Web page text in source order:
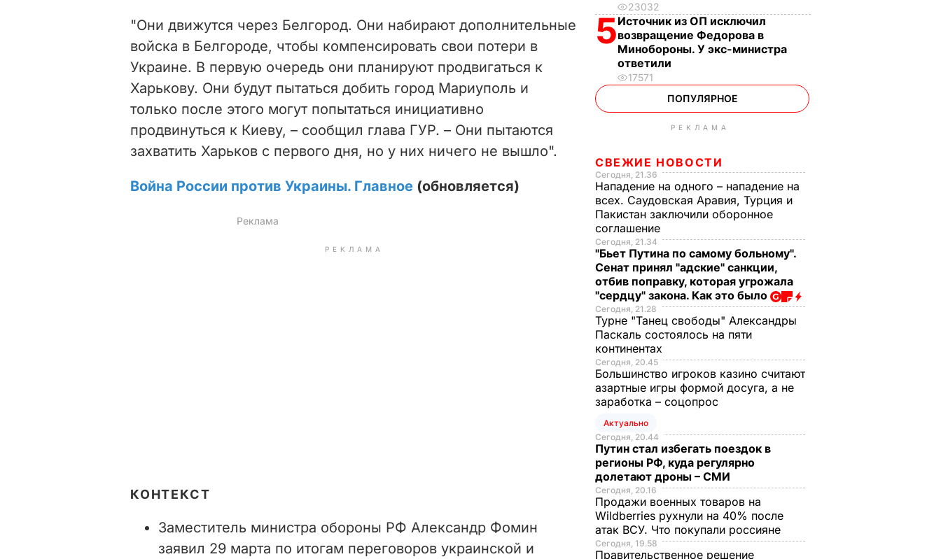
e
o
"Они движутся через Белгород. Они набирают дополнительные
войска в Белгороде, чтобы компенсировать свои потери в
Украине. В первую очередь они планируют продвигаться к
Харькову. Они будут пытаться добить город Мариуполь и
только после этого могут попытаться инициативно
продвинуться к Киеву, – сообщил глава ГУР. – Они пытаются
захватить Харьков с первого дня, но у них ничего не вышло".
Война России против Украины. Главное (обновляется)
РЕКЛАМА
КОНТЕКСТ
Заместитель министра обороны РФ Александр Фомин
заявил 29 марта по итогам переговоров украинской и
23032
5Источник из ОП исключил
возвращение Федорова в
Минобороны. У экс-министра
ответили
17571
ПОПУЛЯРНОЕ
РЕКЛАМА
СВЕЖИЕ НОВОСТИ
Сегодня, 21.36
Нападение на одного – нападение на
всех. Саудовская Аравия, Турция и
Пакистан заключили оборонное
соглашение
Сегодня, 21.34
"Бьет Путина по самому больному".
Сенат принял "адские" санкции,
отбив поправку, которая угрожала
"сердцу" закона. Как это было
Сегодня, 21.28
Турне "Танец свободы" Александры
Паскаль состоялось на пяти
континентах
Сегодня, 20.45
Большинство игроков казино считают
азартные игры формой досуга, а не
заработка – соцопрос
Актуально
Сегодня, 20.44
Путин стал избегать поездок в
регионы РФ, куда регулярно
долетают дроны – СМИ
Сегодня, 20.16
Продажи военных товаров на
Wildberries рухнули на 40% после
атак ВСУ. Что покупали россияне
Сегодня, 19.58
Правительственное решение